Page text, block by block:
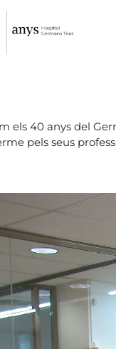
els 40 anys del
pels seus